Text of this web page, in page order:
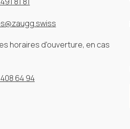
horaires d'ouverture, en cas
64 94